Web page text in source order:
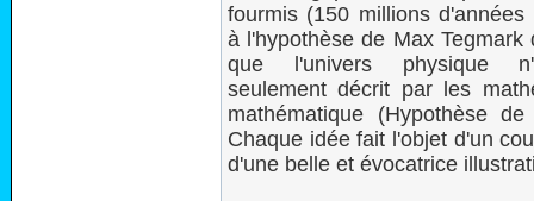
fourmis (150 millions d'années
à l'hypothèse de Max Tegmark
que l'univers physique
seulement décrit par les
mathématique (Hypothèse
Chaque idée fait l'objet d'un
d'une belle et évocatrice